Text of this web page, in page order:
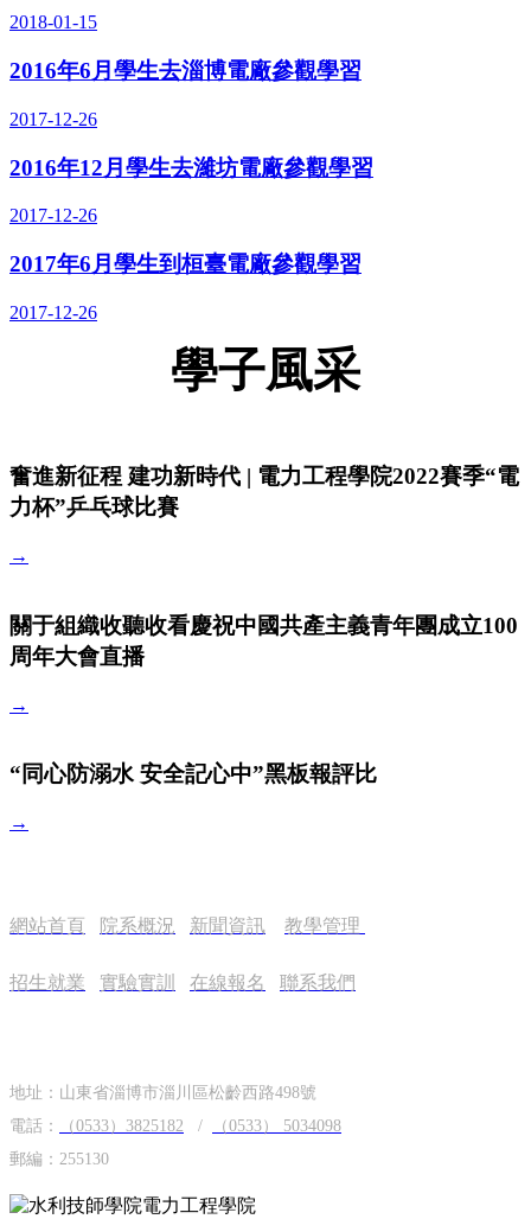
2018-01-15
2016年6月學生去淄博電廠參觀學習
2017-12-26
2016年12月學生去濰坊電廠參觀學習
2017-12-26
2017年6月學生到桓臺電廠參觀學習
2017-12-26
學子風采
奮進新征程 建功新時代 | 電力工程學院2022賽季“電
力杯”乒乓球比賽
→
關于組織收聽收看慶祝中國共產主義青年團成立100
周年大會直播
→
“同心防溺水 安全記心中”黑板報評比
→
網站首頁 院系概況 新聞資訊 教學管理
招生就業 實驗實訓 在線報名 聯系我們
地址：山東省淄博市淄川區松齡西路498號
電話：
（0533）3825182 /
（0533） 5034098
郵編：255130